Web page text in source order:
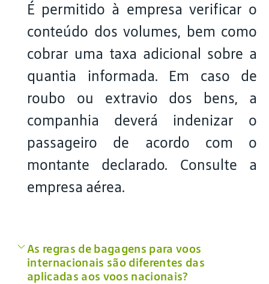
É permitido à empresa verificar o
conteúdo dos volumes, bem como
cobrar uma taxa adicional sobre a
quantia informada. Em caso de
roubo ou extravio dos bens, a
companhia deverá indenizar o
passageiro de acordo com o
montante declarado. Consulte a
empresa aérea.
As regras de bagagens para voos
internacionais são diferentes das
aplicadas aos voos nacionais?